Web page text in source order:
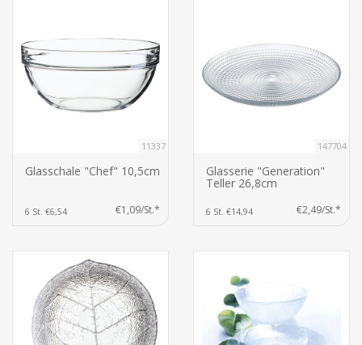
11337
Glasschale "Chef" 10,5cm
6 St. €6,54 €1,09/St.*
147704
Glasserie "Generation"
Teller 26,8cm
6 St. €14,94 €2,49/St.*